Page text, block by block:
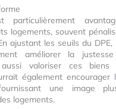
particulièrement
logements, souvent
ajustant les seuils du
améliorer la justesse
aussi valoriser ces
également encourager
une image
logements.